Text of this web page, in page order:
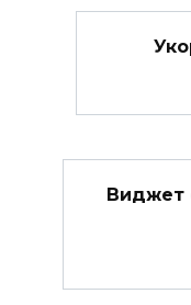
Виджет